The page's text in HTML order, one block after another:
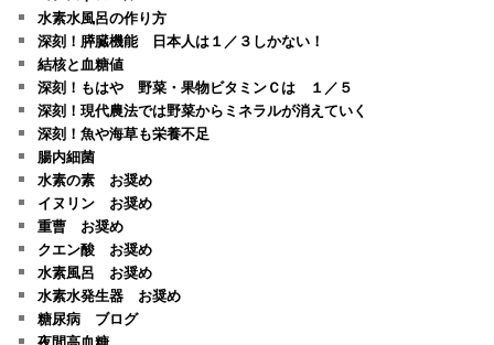
水素水風呂の作り方
深刻！膵臓機能 日本人は１／３しかない！
結核と血糖値
深刻！もはや 野菜・果物ビタミンＣは １／５
深刻！現代農法では野菜からミネラルが消えていく
深刻！魚や海草も栄養不足
腸内細菌
水素の素 お奨め
イヌリン お奨め
重曹 お奨め
クエン酸 お奨め
水素風呂 お奨め
水素水発生器 お奨め
糖尿病 ブログ